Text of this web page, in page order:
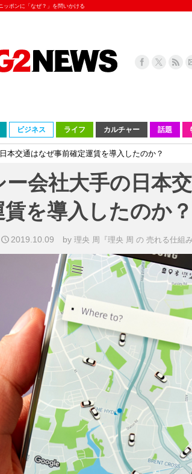
ッポンに「なぜ？」を問いかける
ビジネス ライフ カルチャー 話題
本交通はなぜ事前確定運賃を導入したのか？
ー会社大手の日本
を導入したのか？
2019.10.09 by理央 周『理央 周 の 売れる仕組